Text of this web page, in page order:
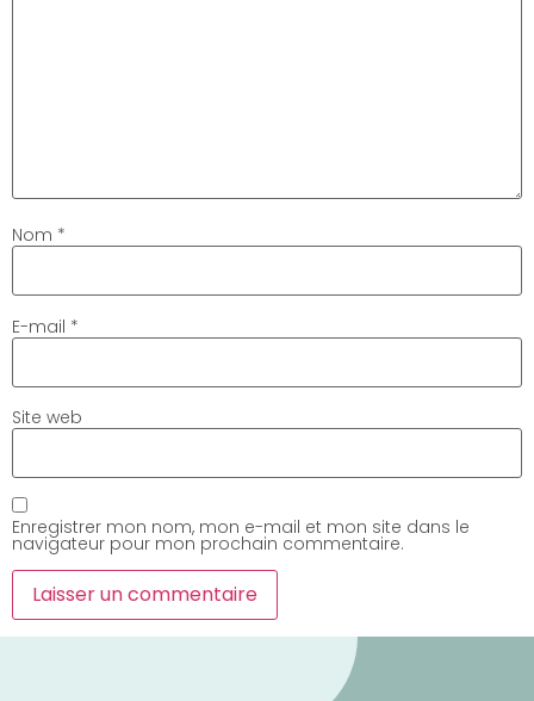
Nom *
E-mail *
Site web
Enregistrer mon nom, mon e-mail et mon site dans le
navigateur pour mon prochain commentaire.